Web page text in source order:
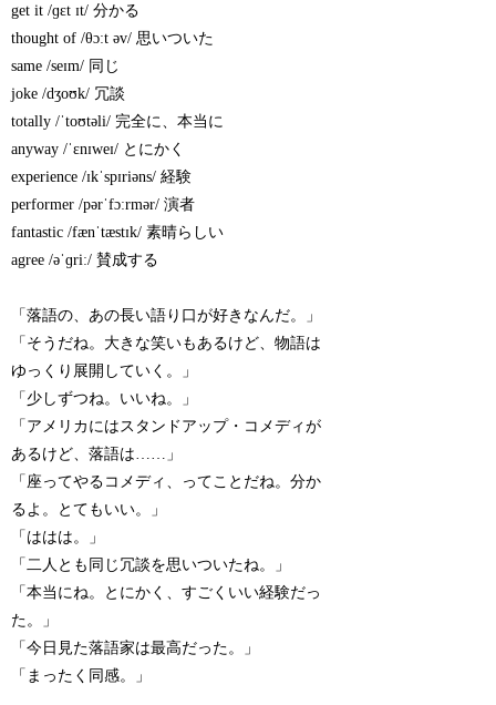
get it /ɡɛt ɪt/ 分かる
thought of /θɔːt əv/ 思いついた
same /seɪm/ 同じ
joke /dʒoʊk/ 冗談
totally /ˈtoʊtəli/ 完全に、本当に
anyway /ˈɛnɪweɪ/ とにかく
experience /ɪkˈspɪriəns/ 経験
performer /pərˈfɔːrmər/ 演者
fantastic /fænˈtæstɪk/ 素晴らしい
agree /əˈɡriː/ 賛成する
「落語の、あの長い語り口が好きなんだ。」
「そうだね。大きな笑いもあるけど、物語は
ゆっくり展開していく。」
「少しずつね。いいね。」
「アメリカにはスタンドアップ・コメディが
あるけど、落語は……」
「座ってやるコメディ、ってことだね。分か
るよ。とてもいい。」
「ははは。」
「二人とも同じ冗談を思いついたね。」
「本当にね。とにかく、すごくいい経験だっ
た。」
「今日見た落語家は最高だった。」
「まったく同感。」